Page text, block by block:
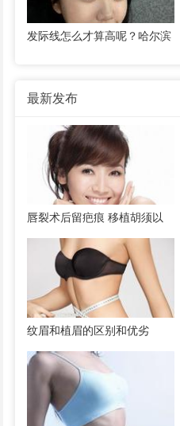
发际线怎么才算高呢？哈尔滨
最新发布
唇裂术后留疤痕 移植胡须以
遮挡疤痕 效果怎样
纹眉和植眉的区别和优劣